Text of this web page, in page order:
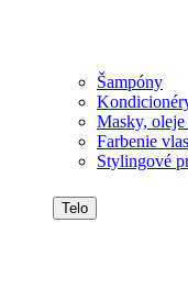
Šampóny
Masky,
Farbenie
Stylingové
Telo